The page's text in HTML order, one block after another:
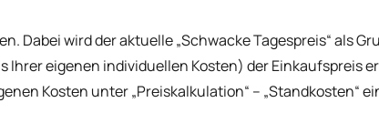
Dabei wird der aktuelle „Schwacke Tagespreis“ als
Ihrer eigenen individuellen Kosten) der Einkaufspreis
Kosten unter „Preiskalkulation“ – „Standkosten“